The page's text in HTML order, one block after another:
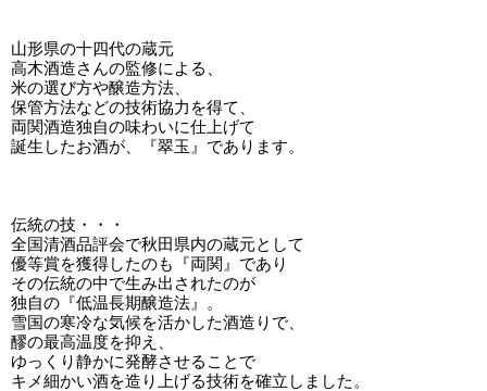
山形県の十四代の蔵元
高木酒造さんの監修による、
米の選び方や醸造方法、
保管方法などの技術協力を得て、
両関酒造独自の味わいに仕上げて
誕生したお酒が、『翠玉』であります。
伝統の技・・・
全国清酒品評会で秋田県内の蔵元として
優等賞を獲得したのも『両関』であり
その伝統の中で生み出されたのが
独自の『低温長期醸造法』。
雪国の寒冷な気候を活かした酒造りで、
醪の最高温度を抑え、
ゆっくり静かに発酵させることで
キメ細かい酒を造り上げる技術を確立しました。